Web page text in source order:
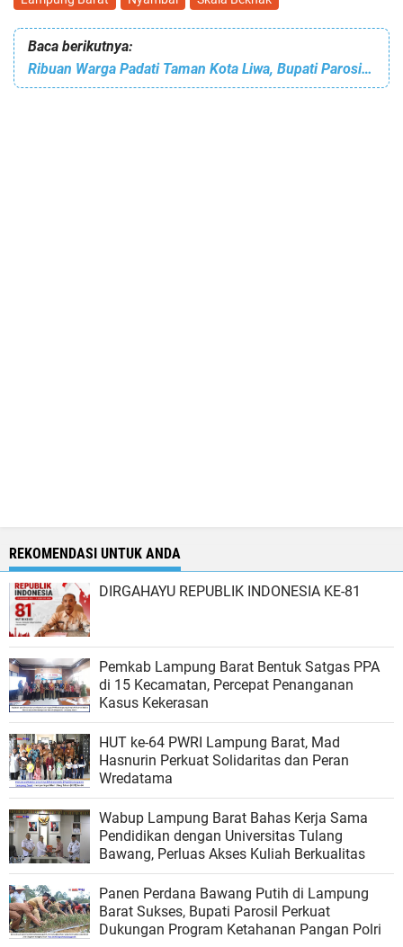
Baca berikutnya:
Ribuan Warga Padati Taman Kota Liwa, Bupati Parosil Apresiasi Malam Penobatan Muli Mekhanai Lampung Barat 2026
REKOMENDASI UNTUK ANDA
DIRGAHAYU REPUBLIK INDONESIA KE-81
Pemkab Lampung Barat Bentuk Satgas PPA
di 15 Kecamatan, Percepat Penanganan
Kasus Kekerasan
HUT ke-64 PWRI Lampung Barat, Mad
Hasnurin Perkuat Solidaritas dan Peran
Wredatama
Wabup Lampung Barat Bahas Kerja Sama
Pendidikan dengan Universitas Tulang
Bawang, Perluas Akses Kuliah Berkualitas
Panen Perdana Bawang Putih di Lampung
Barat Sukses, Bupati Parosil Perkuat
Dukungan Program Ketahanan Pangan Polri